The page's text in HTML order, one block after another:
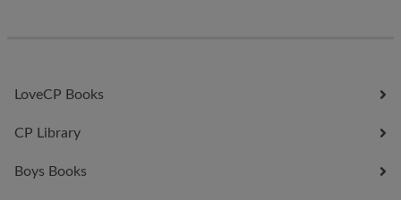
LoveCP Books
CP Library
Boys Books